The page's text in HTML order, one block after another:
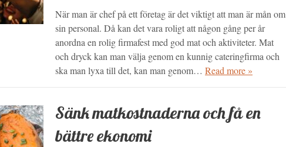
När man är chef på ett företag är det viktigt att man är mån om
sin personal. Då kan det vara roligt att någon gång per år
anordna en rolig firmafest med god mat och aktiviteter. Mat
och dryck kan man välja genom en kunnig cateringfirma och
ska man lyxa till det, kan man genom… Read more »
Sänk matkostnaderna och få en
bättre ekonomi